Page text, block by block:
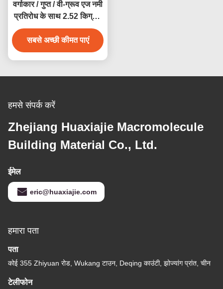
वर्गाकार / गुप्त / वी-ग्रूव एज नमी
प्रतिरोध के साथ 2.52 किग्रा /
एम पीवीसी छत पैनल
सबसे अच्छी कीमत पाएं
हमसे संपर्क करें
Zhejiang Huaxiajie Macromolecule
Building Material Co., Ltd.
ईमेल
eric@huaxiajie.com
हमारा पता
पता
कोई 355 Zhiyuan रोड, Wukang टाउन, Deqing काउंटी, झोज्यांग प्रांत, चीन
टेलीफोन